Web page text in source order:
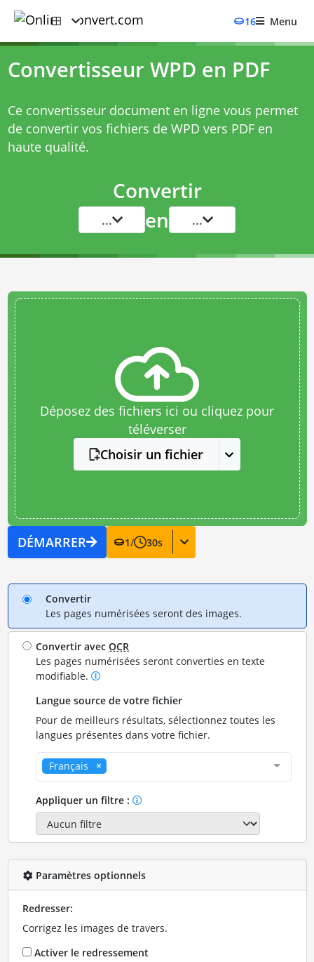
16 Menu
Convertisseur WPD en PDF
Ce convertisseur document en ligne vous permet
de convertir vos fichiers de WPD vers PDF en
haute qualité.
Convertir
... en ...
Déposez des fichiers ici ou cliquez pour
téléverser
Choisir un fichier
DÉMARRER 1/ 30s
Convertir
Les pages numérisées seront des images.
Convertir avecOCR
Les pages numérisées seront converties en texte
modifiable.
Langue source de votre fichier
Pour de meilleurs résultats, sélectionnez toutes les
langues présentes dans votre fichier.
Français
Appliquer un filtre :
Paramètres optionnels
Redresser:
Corrigez les images de travers.
Activer le redressement